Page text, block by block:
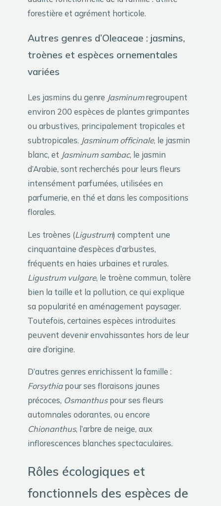
forestière et agrément horticole.
Autres genres d’Oleaceae : jasmins,
troènes et espèces ornementales
variées
Les jasmins du genre Jasminumregroupent
environ 200 espèces de plantes grimpantes
ou arbustives, principalement tropicales et
subtropicales. Jasminum officinale, le jasmin
blanc, et Jasminum sambac, le jasmin
d’Arabie, sont recherchés pour leurs fleurs
intensément parfumées, utilisées en
parfumerie, en thé et dans les compositions
florales.
Les troènes (Ligustrum) comptent une
cinquantaine d’espèces d’arbustes,
fréquents en haies urbaines et rurales.
Ligustrum vulgare, le troène commun, tolère
bien la taille et la pollution, ce qui explique
sa popularité en aménagement paysager.
Toutefois, certaines espèces introduites
peuvent devenir envahissantes hors de leur
aire d’origine.
D’autres genres enrichissent la famille :
Forsythiapour ses floraisons jaunes
précoces, Osmanthuspour ses fleurs
automnales odorantes, ou encore
Chionanthus, l’arbre de neige, aux
inflorescences blanches spectaculaires.
Rôles écologiques et
fonctionnels des espèces de